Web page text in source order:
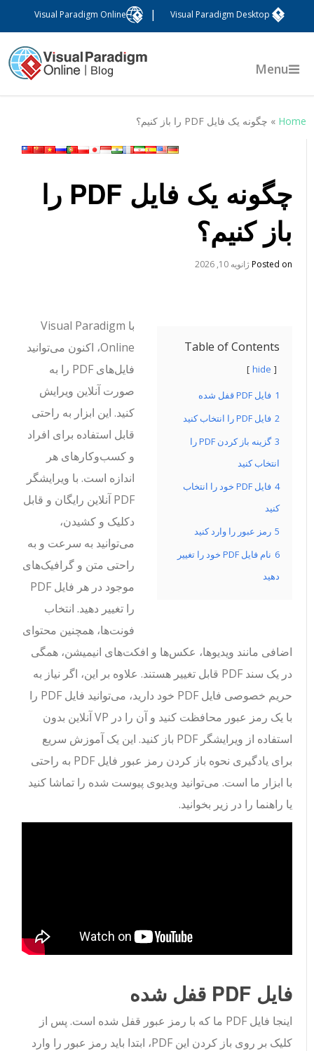
Visual Paradigm Desktop
Visual Paradigm Online
Menu
Home
» چگونه یک فایل PDF را باز کنیم؟
چگونه یک فایل PDF را
باز کنیم؟
Posted onژانویه 10, 2026
Table of Contents
hide
فایل PDF قفل شده
فایل PDF را انتخاب کنید
گزینه باز کردن PDF را
انتخاب کنید
فایل PDF خود را انتخاب
کنید
رمز عبور را وارد کنید
نام فایل PDF خود را تغییر
دهید
با Visual Paradigm
Online، اکنون می‌توانید
فایل‌های PDF را به
صورت آنلاین ویرایش
کنید. این ابزار به راحتی
قابل استفاده برای افراد
و کسب‌وکارهای هر
اندازه است. با ویرایشگر
PDF آنلاین رایگان و قابل
دکلیک و کشیدن،
می‌توانید به سرعت و به
راحتی متن و گرافیک‌های
موجود در هر فایل PDF
را تغییر دهید. انتخاب
فونت‌ها، همچنین محتوای
اضافی مانند ویدیوها، عکس‌ها و افکت‌های انیمیشن، همگی
در یک سند PDF قابل تغییر هستند. علاوه بر این، اگر نیاز به
حریم خصوصی فایل PDF خود دارید، می‌توانید فایل PDF را
با یک رمز عبور محافظت کنید و آن را در VP آنلاین بدون
استفاده از ویرایشگر PDF باز کنید. این یک آموزش سریع
برای یادگیری نحوه باز کردن رمز عبور فایل PDF به راحتی
با ابزار ما است. می‌توانید ویدیوی پیوست شده را تماشا کنید
یا راهنما را در زیر بخوانید.
فایل PDF قفل شده
اینجا فایل PDF ما که با رمز عبور قفل شده است. پس از
کلیک بر روی باز کردن این PDF، ابتدا باید رمز عبور را وارد